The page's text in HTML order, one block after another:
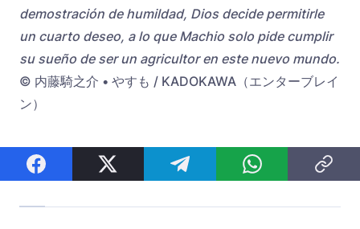
demostración de humildad, Dios decide permitirle
un cuarto deseo, a lo que Machio solo pide cumplir
su sueño de ser un agricultor en este nuevo mundo.
© 内藤騎之介 • やすも / KADOKAWA（エンターブレイ
ン）